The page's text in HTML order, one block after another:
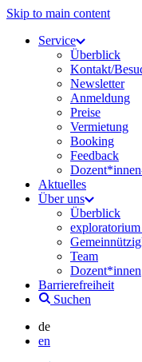
Skip to main content
Service
Überblick
Kontakt/
Newsletter
Anmeldung
Preise
Vermietung
Booking
Feedback
Aktuelles
Über uns
Überblick
Team
Dozent*innen
Barrierefreiheit
Suchen
de
en